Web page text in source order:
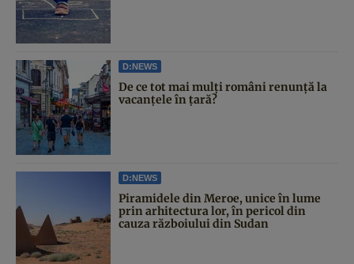
D:NEWS
De ce tot mai mulți români renunță la
vacanțele în țară?
D:NEWS
Piramidele din Meroe, unice în lume
prin arhitectura lor, în pericol din
cauza războiului din Sudan